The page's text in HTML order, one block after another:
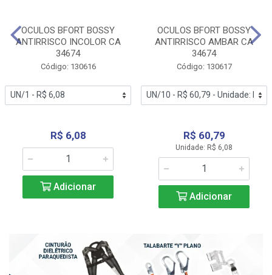
OCULOS BFORT BOSSY
ANTIRRISCO INCOLOR CA
34674
Código: 130616
R$ 6,08
Adicionar
OCULOS BFORT BOSSY
ANTIRRISCO AMBAR CA
34674
Código: 130617
R$ 60,79
Unidade: R$ 6,08
Adicionar